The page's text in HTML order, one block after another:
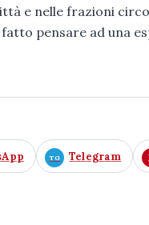
e nelle frazioni
pensare ad una
Telegram